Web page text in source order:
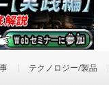
テクノロジー/製品